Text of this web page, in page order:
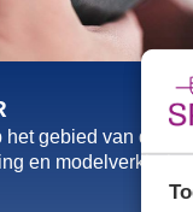
gebied van de
en modelverklaring